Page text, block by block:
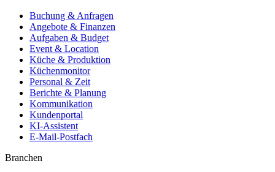
Buchung & Anfragen
Angebote & Finanzen
Aufgaben & Budget
Event & Location
Küche & Produktion
Küchenmonitor
Personal & Zeit
Berichte & Planung
Kommunikation
Kundenportal
KI-Assistent
E-Mail-Postfach
Branchen